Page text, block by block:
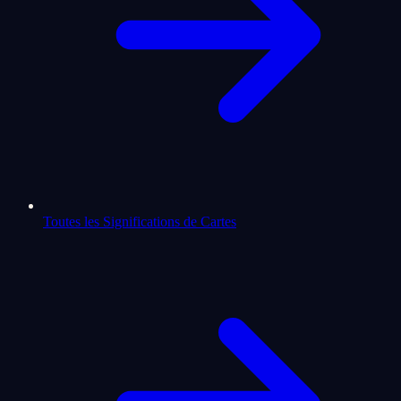
Toutes les Significations de Cartes